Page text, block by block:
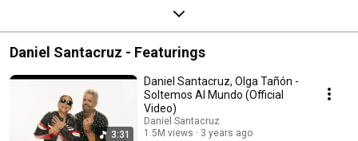
Daniel Santacruz - Featurings
3:31
Daniel Santacruz, Olga Tañón -
Soltemos Al Mundo (Official
Video)
Daniel Santacruz
1.5M views
3 years ago